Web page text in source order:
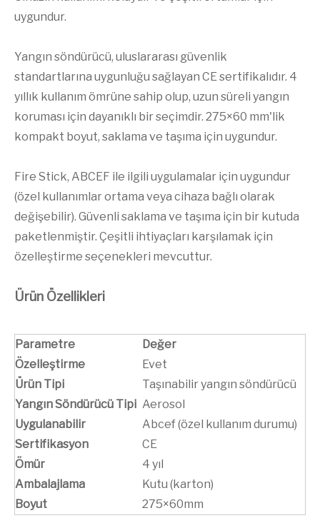
uygundur.
Yangın söndürücü, uluslararası güvenlik
standartlarına uygunluğu sağlayan CE sertifikalıdır. 4
yıllık kullanım ömrüne sahip olup, uzun süreli yangın
koruması için dayanıklı bir seçimdir. 275×60 mm'lik
kompakt boyut, saklama ve taşıma için uygundur.
Fire Stick, ABCEF ile ilgili uygulamalar için uygundur
(özel kullanımlar ortama veya cihaza bağlı olarak
değişebilir). Güvenli saklama ve taşıma için bir kutuda
paketlenmiştir. Çeşitli ihtiyaçları karşılamak için
özelleştirme seçenekleri mevcuttur.
Ürün Özellikleri
Parametre
Değer
Özelleştirme
Evet
Ürün Tipi
Taşınabilir yangın söndürücü
Yangın Söndürücü Tipi Aerosol
Uygulanabilir
Abcef (özel kullanım durumu)
Sertifikasyon
CE
Ömür
4 yıl
Ambalajlama
Kutu (karton)
Boyut
275×60mm